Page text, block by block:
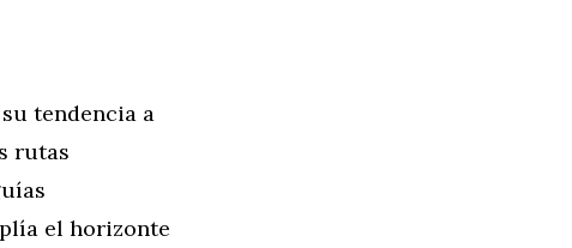
tendencia a
rutas
el horizonte